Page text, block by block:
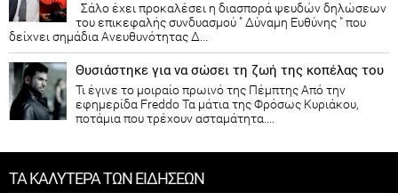
Σάλο έχει προκαλέσει η διασπορά ψευδών δηλώσεων
του επικεφαλής συνδυασμού " Δύναμη Ευθύνης " που
δείχνει σημάδια Ανευθυνότητας Δ...
Θυσιάστηκε για να σώσει τη ζωή της κοπέλας του
Τι έγινε το μοιραίο πρωινό της Πέμπτης Από την
εφημερίδα Freddo Τα μάτια της Φρόσως Κυριάκου,
ποτάμια που τρέχουν ασταμάτητα....
ΤΑ ΚΑΛΥΤΕΡΑ ΤΩΝ ΕΙΔΗΣΕΩΝ